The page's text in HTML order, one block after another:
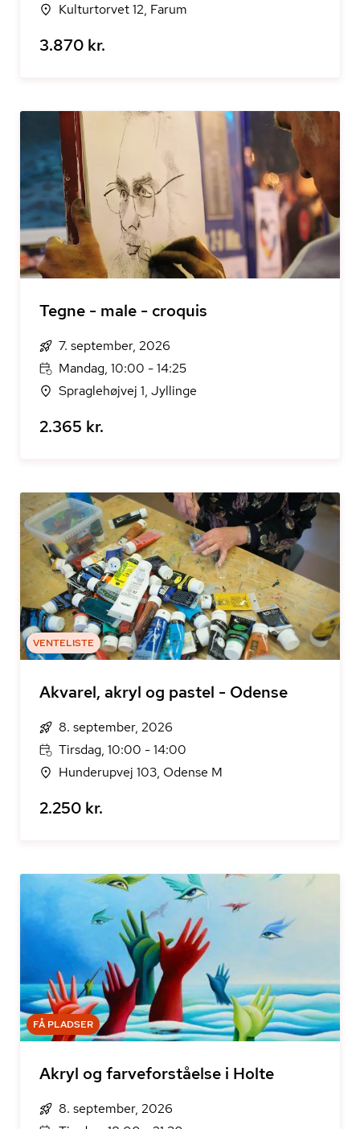
Kulturtorvet 12, Farum
3.870 kr.
Tegne - male - croquis
7. september, 2026
Mandag, 10:00 - 14:25
Spraglehøjvej 1, Jyllinge
2.365 kr.
VENTELISTE
Akvarel, akryl og pastel - Odense
8. september, 2026
Tirsdag, 10:00 - 14:00
Hunderupvej 103, Odense M
2.250 kr.
FÅ PLADSER
Akryl og farveforståelse i Holte
8. september, 2026